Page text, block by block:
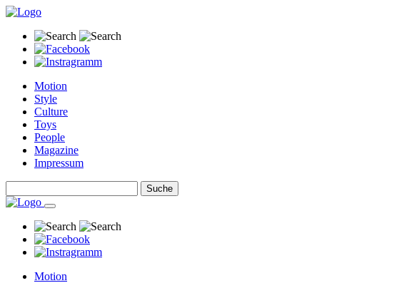
Motion
Style
Culture
Toys
People
Magazine
Impressum
Motion